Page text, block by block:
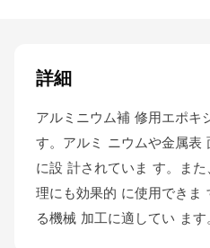
詳細
アルミニウム補 修用エポキ
す。アルミ ニウムや金属表
に設 計されていま す。ま
理にも効果的 に使用できま
る機械 加工に適してい ます